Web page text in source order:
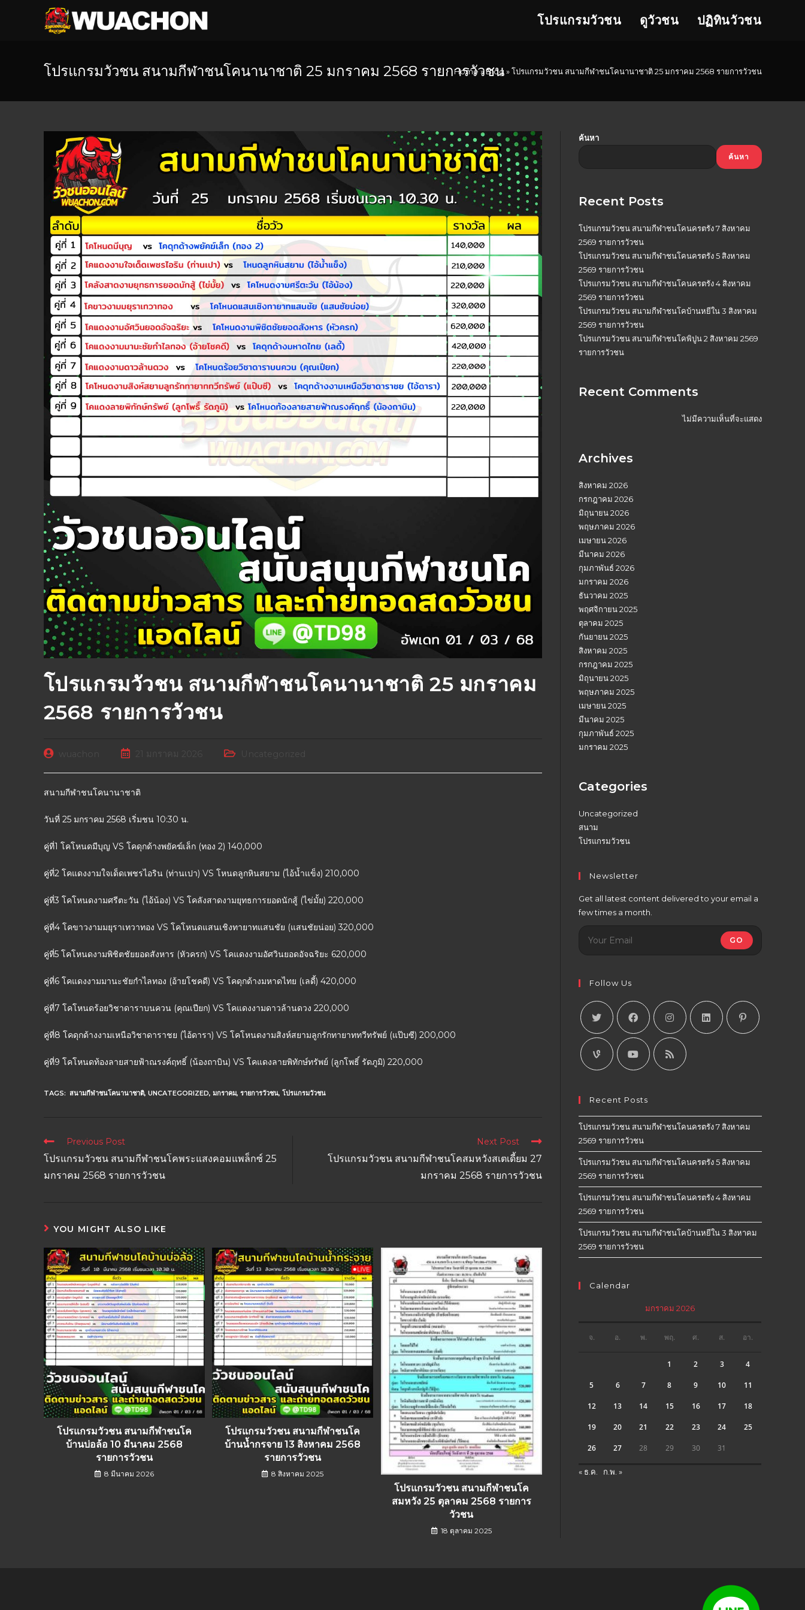
โปรแกรมวัวชน ดูวัวชน ปฏิทินวัวชน
โปรแกรมวัวชน สนามกีฬาชนโคนานาชาติ 25 มกราคม 2568 รายการวัวชน
Home»Blog»โปรแกรมวัวชน สนามกีฬาชนโคนานาชาติ 25 มกราคม 2568 รายการวัวชน
โปรแกรมวัวชน สนามกีฬาชนโคนานาชาติ 25 มกราคม
2568 รายการวัวชน
Uncategorized
สนามกีฬาชนโคนานาชาติ
วันที่ 25 มกราคม 2568 เริ่มชน 10:30 น.
คู่ที่1 โคโหนดมีบุญ VS โคดุกด้างพยัคฆ์เล็ก (ทอง 2) 140,000
คู่ที่2 โคแดงงามใจเด็ดเพชรไอริน (ท่านเปา) VS โหนดลูกหินสยาม (ไอ้น้ำแข็ง) 210,000
คู่ที่3 โคโหนดงามศรีตะวัน (ไอ้น้อง) VS โคลังสาดงามยุทธการยอดนักสู้ (ไข่มั้ย) 220,000
คู่ที่4 โคขาวงามมยุราเทวาทอง VS โคโหนดแสนเชิงทายาทแสนชัย (แสนชัยน่อย) 320,000
คู่ที่5 โคโหนดงามพิชิตชัยยอดสังหาร (หัวครก) VS โคแดงงามอัศวินยอดอัจฉริยะ 620,000
คู่ที่6 โคแดงงามมานะชัยกำไลทอง (อ้ายโชคดี) VS โคดุกด้างมหาดไทย (เลดี้) 420,000
คู่ที่7 โคโหนดร้อยวิชาดาราบนควน (คุณเปียก) VS โคแดงงามดาวล้านดวง 220,000
คู่ที่8 โคดุกด้างงามเหนือวิชาดาราชย (ไอ้ดารา) VS โคโหนดงามสิงห์สยามลูกรักทายาททวีทรัพย์ (แป๊บซี) 200,000
คู่ที่9 โคโหนดท้องลายสายฟ้าณรงค์ฤทธิ์ (น้องถาบิน) VS โคแดงลายพิทักษ์ทรัพย์ (ลูกโพธิ์ รัดภูมิ) 220,000
TAGS: สนามกีฬาชนโคนานาชาติ, UNCATEGORIZED, มกราคม, รายการวัวชน, โปรแกรมวัวชน
Previous Post
โปรแกรมวัวชน สนามกีฬาชนโคพระแสงคอมแพล็กซ์ 25
มกราคม 2568 รายการวัวชน
Next Post
โปรแกรมวัวชน สนามกีฬาชนโคสมหวังสเตเดี้ยม 27
มกราคม 2568 รายการวัวชน
YOU MIGHT ALSO LIKE
โปรแกรมวัวชน สนามกีฬาชนโค
บ้านบ่อล้อ 10 มีนาคม 2568
รายการวัวชน
8 มีนาคม 2026
โปรแกรมวัวชน สนามกีฬาชนโค
บ้านน้ำกรจาย 13 สิงหาคม 2568
รายการวัวชน
8 สิงหาคม 2025
โปรแกรมวัวชน สนามกีฬาชนโค
สมหวัง 25 ตุลาคม 2568 รายการ
วัวชน
18 ตุลาคม 2025
ค้นหา
ค้นหา
Recent Posts
โปรแกรมวัวชน สนามกีฬาชนโคนครตรัง 7 สิงหาคม
2569 รายการวัวชน
โปรแกรมวัวชน สนามกีฬาชนโคนครตรัง 5 สิงหาคม
2569 รายการวัวชน
โปรแกรมวัวชน สนามกีฬาชนโคนครตรัง 4 สิงหาคม
2569 รายการวัวชน
โปรแกรมวัวชน สนามกีฬาชนโคบ้านหยีใน 3 สิงหาคม
2569 รายการวัวชน
โปรแกรมวัวชน สนามกีฬาชนโคพิปูน 2 สิงหาคม 2569
รายการวัวชน
Recent Comments
ไม่มีความเห็นที่จะแสดง
Archives
สิงหาคม 2026
กรกฎาคม 2026
มิถุนายน 2026
พฤษภาคม 2026
เมษายน 2026
มีนาคม 2026
กุมภาพันธ์ 2026
มกราคม 2026
ธันวาคม 2025
พฤศจิกายน 2025
ตุลาคม 2025
กันยายน 2025
สิงหาคม 2025
กรกฎาคม 2025
มิถุนายน 2025
พฤษภาคม 2025
เมษายน 2025
มีนาคม 2025
กุมภาพันธ์ 2025
มกราคม 2025
Categories
Uncategorized
สนาม
โปรแกรมวัวชน
Newsletter
Get all latest content delivered to your email a
few times a month.
GO
Follow Us
Recent Posts
โปรแกรมวัวชน สนามกีฬาชนโคนครตรัง 7 สิงหาคม
2569 รายการวัวชน
โปรแกรมวัวชน สนามกีฬาชนโคนครตรัง 5 สิงหาคม
2569 รายการวัวชน
โปรแกรมวัวชน สนามกีฬาชนโคนครตรัง 4 สิงหาคม
2569 รายการวัวชน
โปรแกรมวัวชน สนามกีฬาชนโคบ้านหยีใน 3 สิงหาคม
2569 รายการวัวชน
Calendar
มกราคม 2026
จ. อ. พ. พฤ. ศ. ส. อา.
1 2 3 4
5 6 7 8 9 10 11
12 13 14 15 16 17 18
19 20 21 22 23 24 25
26 27 28 29 30 31
« ธ.ค. ก.พ. »